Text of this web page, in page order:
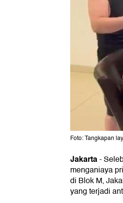
Foto: Tangkapan
Jakarta-
menganiaya
di Blok M,
yang terjadi